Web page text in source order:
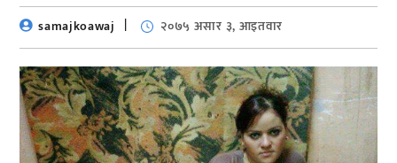
samajkoawaj
२०७५ असार ३, आइतवार